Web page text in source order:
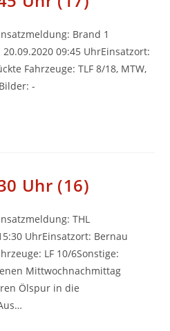
Brand 1
09:45 UhrEinsatzort:
Fahrzeuge: TLF 8/18, MTW,
-
Uhr (16)
THL
UhrEinsatzort: Bernau
LF 10/6Sonstige:
Mittwochnachmittag
Ölspur in die